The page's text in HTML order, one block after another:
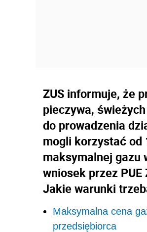
ZUS informuje, że
pieczywa,
do prowadzenia
mogli korzystać od
maksymalnej gazu
wniosek przez
Jakie warunki
Maksymalna cena
przedsiębiorca